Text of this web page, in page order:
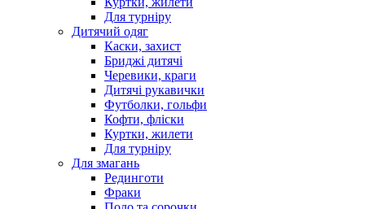
Для турніру
Дитячий одяг
Каски, захист
Бриджі дитячі
Черевики, краги
Дитячі рукавички
Футболки, гольфи
Кофти, фліски
Куртки, жилети
Для турніру
Для змагань
Рединготи
Фраки